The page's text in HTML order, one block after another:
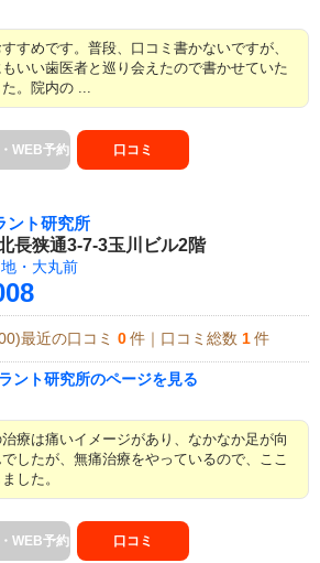
すめです。普段、口コミ書かないですが、
いい歯医者と巡り会えたので書かせていた
。院内の ...
WEB予約 口コミ
ント研究所
長狭通3-7-3玉川ビル2階
地・大丸前
最近の口コミ 0 件｜口コミ総数 1 件
ント研究所のページを見る
療は痛いイメージがあり、なかなか足が向
したが、無痛治療をやっているので、ここ
した。
WEB予約 口コミ